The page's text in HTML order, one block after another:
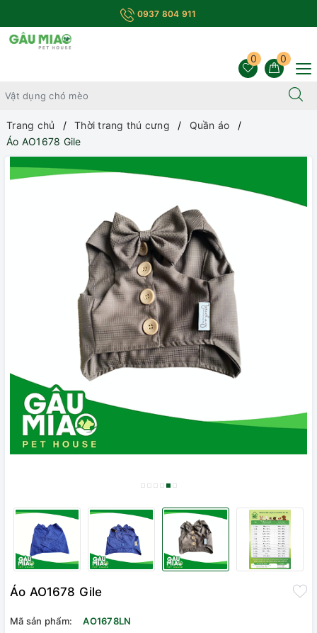
0937 804 911
0
0
Trang chủ Thời trang thú cưng
Quần áo
Áo AO1678 Gile
Áo AO1678 Gile
Mã sản phẩm:
AO1678LN